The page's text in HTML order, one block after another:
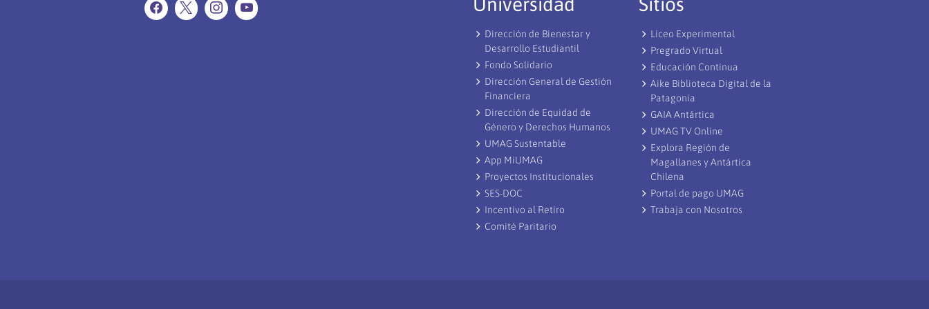
Dirección de Bienestar y
Desarrollo Estudiantil
Fondo Solidario
Dirección General de Gestión
Financiera
Dirección de Equidad de
Género y Derechos Humanos
UMAG Sustentable
App MiUMAG
Proyectos Institucionales
SES-DOC
Incentivo al Retiro
Comité Paritario
Liceo Experimental
Pregrado Virtual
Educación Continua
Aike Biblioteca Digital de la
Patagonia
GAIA Antártica
UMAG TV Online
Explora Región de
Magallanes y Antártica
Chilena
Portal de pago UMAG
Trabaja con Nosotros